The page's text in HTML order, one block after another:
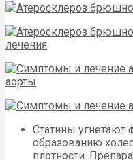
Статины угнетают
образованию
плотности.